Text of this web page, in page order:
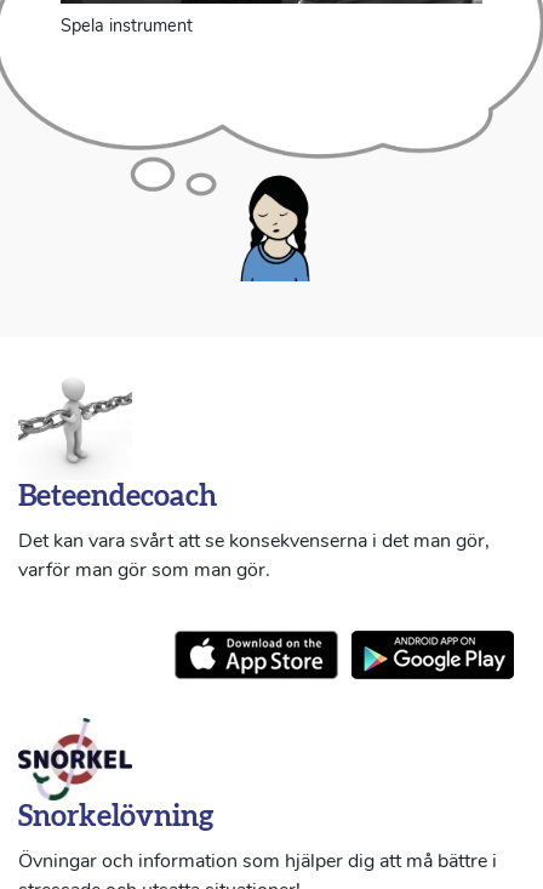
Spela instrument
Beteendecoach
Det kan vara svårt att se konsekvenserna i det man gör,
varför man gör som man gör.
Snorkelövning
Övningar och information som hjälper dig att må bättre i